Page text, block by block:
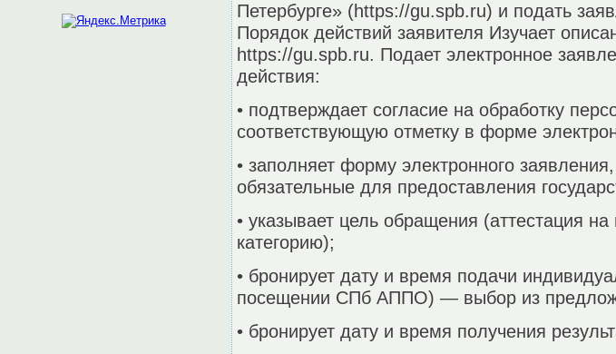
Петербурге» (https://gu.spb.ru) и подать
Порядок действий заявителя Изучает
https://gu.spb.ru. Подает электронное
действия:
• подтверждает согласие на обработку
соответствующую отметку в форме
• заполняет форму электронного
обязательные для предоставления
• указывает цель обращения (аттестация
категорию);
• бронирует дату и время подачи
посещении СПб АППО) — выбор из
• бронирует дату и время получения